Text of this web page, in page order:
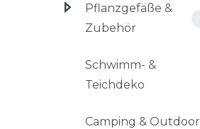
Pflanzgefäße &
Zubehör
Schwimm- &
Teichdeko
Camping & Outdoor